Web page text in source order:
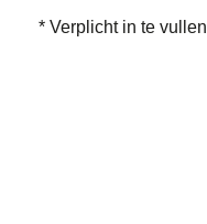
* Verplicht in te vullen